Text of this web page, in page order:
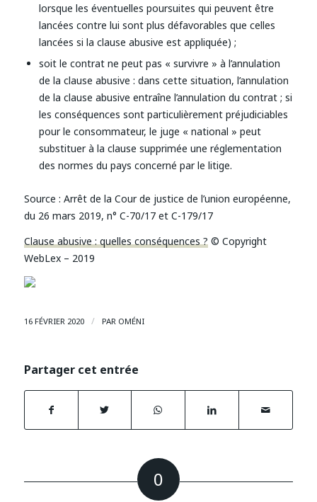
lorsque les éventuelles poursuites qui peuvent être
lancées contre lui sont plus défavorables que celles
lancées si la clause abusive est appliquée) ;
soit le contrat ne peut pas « survivre » à l’annulation
de la clause abusive : dans cette situation, l’annulation
de la clause abusive entraîne l’annulation du contrat ; si
les conséquences sont particulièrement préjudiciables
pour le consommateur, le juge « national » peut
substituer à la clause supprimée une réglementation
des normes du pays concerné par le litige.
Source : Arrêt de la Cour de justice de l’union européenne,
du 26 mars 2019, n° C-70/17 et C-179/17
Clause abusive : quelles conséquences ? © Copyright
WebLex – 2019
16 FÉVRIER 2020 / PAR OMÉNI
Partager cet entrée
0